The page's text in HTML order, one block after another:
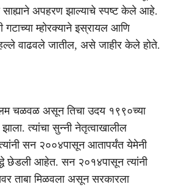
साह्याने अपहरण झाल्याचे स्पष्ट केले आहे.
गटाच्या म्होरक्याने इस्रायल आणि
वाढवले जातील, असे जाहीर केले होते.
चळवळ असून तिचा उदय १९९०च्या
त्यांचा सुन्नी नेतृत्वाखालील
सन २००४पासून आतापर्यंत येमेनी
छेडली आहेत. सन २०१४पासून त्यांनी
ताबा मिळवला असून सरकारला